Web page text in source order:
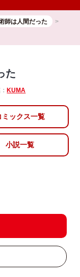
師は人間だった
た
KUMA
ミックス一覧
小説一覧